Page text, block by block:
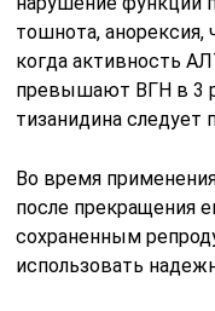
тошнота, анорексия,
когда активность
превышают ВГН в 3
тизанидина следует
Во время
после прекращения
сохраненным
использовать